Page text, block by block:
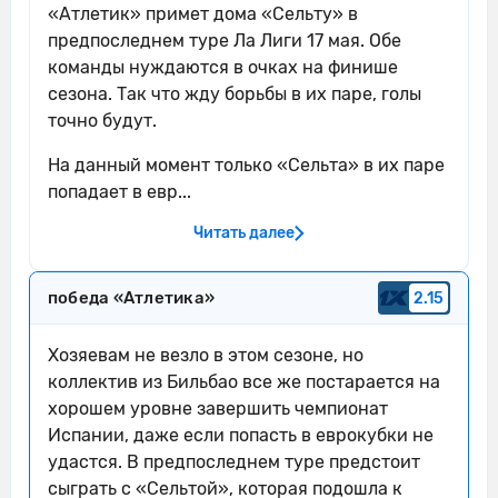
08'
Атлетик Бильбао пытается что-то
создать.
08'
Ионуц Андрей Раду из команды
Сельта перехватывает навес,
направленный в сторону штрафной.
08'
Сельта пытается что-то создать.
Унаи Симон взял и забрал мяч на
Унаи Гомес выиграл воздушное
противоборство у Javi Rodriguez.
09'
Безумный фол. Йерай Альварес грубо
играет против соперника. Пострадал
Борха Иглесиас
10'
Контроль мяча: Атлетик Бильбао: 43%,
Сельта: 57%.
победа «Атлетика» 2.15
Хозяевам не везло в этом сезоне, но
коллектив из Бильбао все же постарается на
хорошем уровне завершить чемпионат
Испании, даже если попасть в еврокубки не
удастся. В предпоследнем туре предстоит
сыграть с «Сельтой», которая подошла к
«Атлетик» примет дома «Сельту» в
предпоследнем туре Ла Лиги 17 мая. Обе
команды нуждаются в очках на финише
сезона. Так что жду борьбы в их паре, голы
точно будут.
На данный момент только «Сельта» в их паре
попадает в евр...
Читать далее